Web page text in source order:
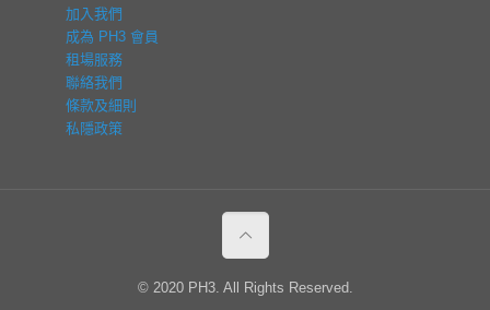
加入我們
成為 PH3 會員
租場服務
聯絡我們
條款及細則
私隱政策
© 2020 PH3. All Rights Reserved.